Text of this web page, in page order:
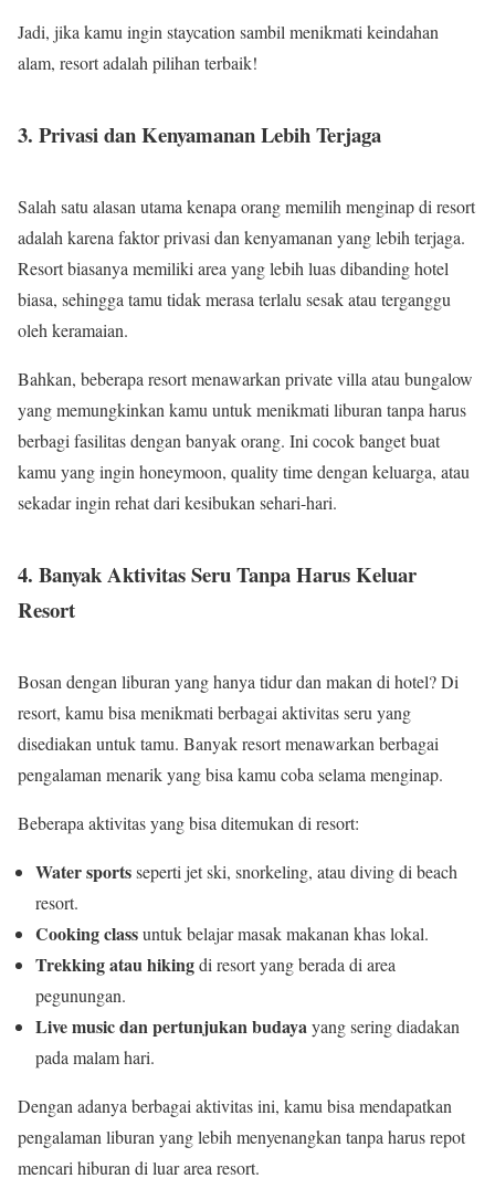
Jadi, jika kamu ingin staycation sambil menikmati keindahan
alam, resort adalah pilihan terbaik!
3. Privasi dan Kenyamanan Lebih Terjaga
Salah satu alasan utama kenapa orang memilih menginap di resort
adalah karena faktor privasi dan kenyamanan yang lebih terjaga.
Resort biasanya memiliki area yang lebih luas dibanding hotel
biasa, sehingga tamu tidak merasa terlalu sesak atau terganggu
oleh keramaian.
Bahkan, beberapa resort menawarkan private villa atau bungalow
yang memungkinkan kamu untuk menikmati liburan tanpa harus
berbagi fasilitas dengan banyak orang. Ini cocok banget buat
kamu yang ingin honeymoon, quality time dengan keluarga, atau
sekadar ingin rehat dari kesibukan sehari-hari.
4. Banyak Aktivitas Seru Tanpa Harus Keluar
Resort
Bosan dengan liburan yang hanya tidur dan makan di hotel? Di
resort, kamu bisa menikmati berbagai aktivitas seru yang
disediakan untuk tamu. Banyak resort menawarkan berbagai
pengalaman menarik yang bisa kamu coba selama menginap.
Beberapa aktivitas yang bisa ditemukan di resort:
Water sportsseperti jet ski, snorkeling, atau diving di beach
resort.
Cooking classuntuk belajar masak makanan khas lokal.
Trekking atau hikingdi resort yang berada di area
pegunungan.
Live music dan pertunjukan budaya yang sering diadakan
pada malam hari.
Dengan adanya berbagai aktivitas ini, kamu bisa mendapatkan
pengalaman liburan yang lebih menyenangkan tanpa harus repot
mencari hiburan di luar area resort.